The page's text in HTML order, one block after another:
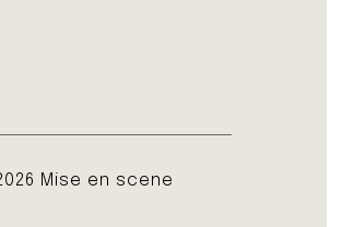
Mise en scene